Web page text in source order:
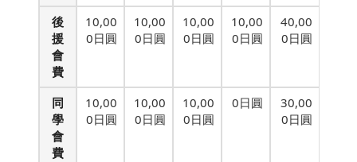
後
援
會
費
10,00
0日圓
10,00
0日圓
10,00
0日圓
10,00
0日圓
40,00
0日圓
同
學
會
費
10,00
0日圓
10,00
0日圓
10,00
0日圓
0日圓
30,00
0日圓